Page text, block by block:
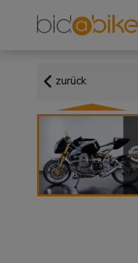
zurück